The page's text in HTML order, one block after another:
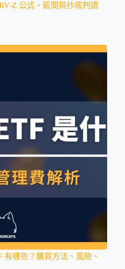
Z 公式、區間與抄底判讀
有哪些？購買方法、風險、